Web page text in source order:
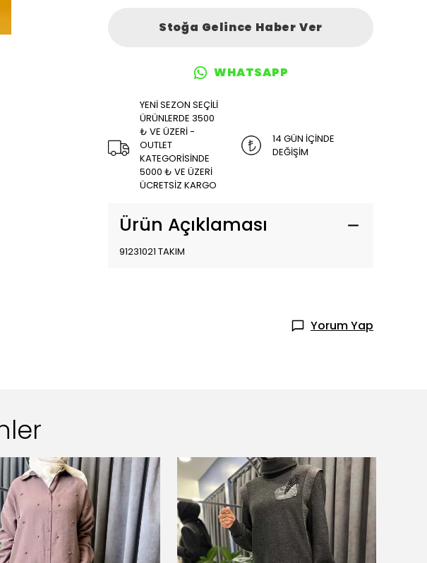
Stoğa Gelince Haber Ver
WHATSAPP
YENİ SEZON SEÇİLİ
ÜRÜNLERDE 3500
₺ VE ÜZERİ -
OUTLET
KATEGORİSİNDE
5000 ₺ VE ÜZERİ
ÜCRETSİZ KARGO
14 GÜN İÇİNDE
DEĞİŞİM
Ürün Açıklaması
91231021 TAKIM
Yorum Yap